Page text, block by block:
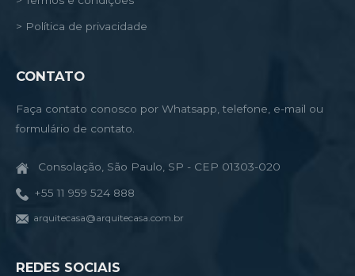
> Política de privacidade
CONTATO
Faça contato conosco por Whatsapp, telefone, e-mail ou
formulário de contato.
Consolação, São Paulo, SP - CEP 01303-020
+55 11 959 524 888
arquitecasa@arquitecasa.com.br
REDES SOCIAIS